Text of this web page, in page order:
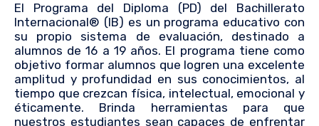
El Programa del Diploma (PD) del Bachillerato
Internacional® (IB) es un programa educativo con
su propio sistema de evaluación, destinado a
alumnos de 16 a 19 años. El programa tiene como
objetivo formar alumnos que logren una excelente
amplitud y profundidad en sus conocimientos, al
tiempo que crezcan física, intelectual, emocional y
éticamente. Brinda herramientas para que
nuestros estudiantes sean capaces de enfrentar